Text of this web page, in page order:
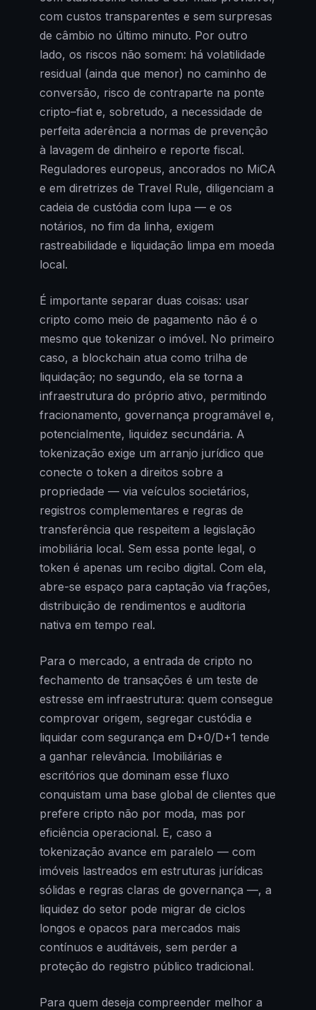
com custos transparentes e sem surpresas
de câmbio no último minuto. Por outro
lado, os riscos não somem: há volatilidade
residual (ainda que menor) no caminho de
conversão, risco de contraparte na ponte
cripto–fiat e, sobretudo, a necessidade de
perfeita aderência a normas de prevenção
à lavagem de dinheiro e reporte fiscal.
Reguladores europeus, ancorados no MiCA
e em diretrizes de Travel Rule, diligenciam a
cadeia de custódia com lupa — e os
notários, no fim da linha, exigem
rastreabilidade e liquidação limpa em moeda
local.
É importante separar duas coisas: usar
cripto como meio de pagamento não é o
mesmo que tokenizar o imóvel. No primeiro
caso, a blockchain atua como trilha de
liquidação; no segundo, ela se torna a
infraestrutura do próprio ativo, permitindo
fracionamento, governança programável e,
potencialmente, liquidez secundária. A
tokenização exige um arranjo jurídico que
conecte o token a direitos sobre a
propriedade — via veículos societários,
registros complementares e regras de
transferência que respeitem a legislação
imobiliária local. Sem essa ponte legal, o
token é apenas um recibo digital. Com ela,
abre-se espaço para captação via frações,
distribuição de rendimentos e auditoria
nativa em tempo real.
Para o mercado, a entrada de cripto no
fechamento de transações é um teste de
estresse em infraestrutura: quem consegue
comprovar origem, segregar custódia e
liquidar com segurança em D+0/D+1 tende
a ganhar relevância. Imobiliárias e
escritórios que dominam esse fluxo
conquistam uma base global de clientes que
prefere cripto não por moda, mas por
eficiência operacional. E, caso a
tokenização avance em paralelo — com
imóveis lastreados em estruturas jurídicas
sólidas e regras claras de governança —, a
liquidez do setor pode migrar de ciclos
longos e opacos para mercados mais
contínuos e auditáveis, sem perder a
proteção do registro público tradicional.
Para quem deseja compreender melhor a